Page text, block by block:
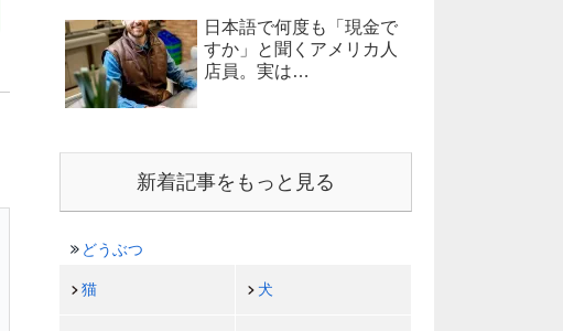
日本語で何度も「現金で
すか」と聞くアメリカ人
店員。実は…
新着記事をもっと見る
どうぶつ
猫 犬